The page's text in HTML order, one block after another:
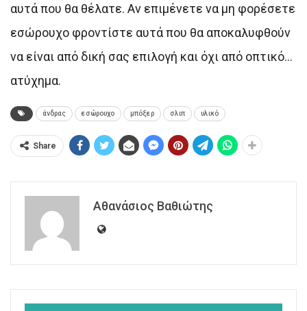
αυτά που θα θέλατε. Αν επιμένετε να μη φορέσετε
εσώρουχο φροντίστε αυτά που θα αποκαλυφθούν
να είναι από δική σας επιλογή και όχι από οπτικό…
ατύχημα.
άνδρας εσώρουχο μπόξερ σλιπ υλικό
Share
Αθανάσιος Βαθιώτης